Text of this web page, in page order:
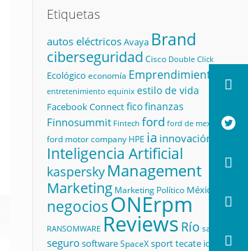
Etiquetas
autos eléctricosAvaya Brand
ciberseguridad Cisco Double Click
Ecológico economía Emprendimiento
entretenimiento equinix estilo de vida
Facebook Connectficofinanzas
Finnosummit Fintech ford ford de mexico
ford motor company HPE ia innovación
Inteligencia Artificial
kaspersky Management
Marketing Marketing Político México
negociosONErpm
RANSOMWARE Reviews Río salud
segurosoftwareSpaceXsporttecate id